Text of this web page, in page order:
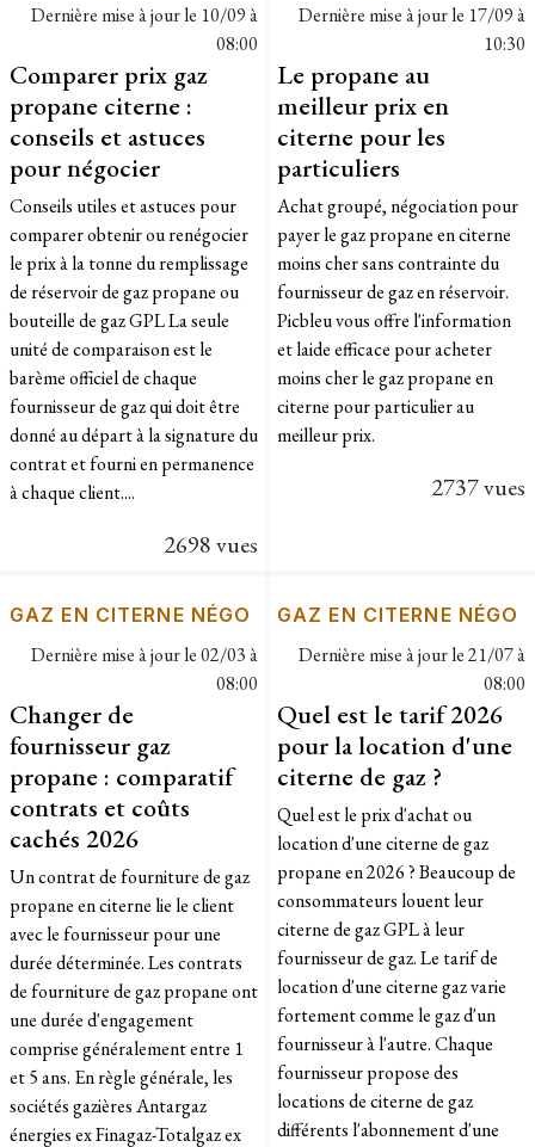
Dernière mise à jour le 10/09 à
08:00
Comparer prix gaz
propane citerne :
conseils et astuces
pour négocier
Conseils utiles et astuces pour
comparer obtenir ou renégocier
le prix à la tonne du remplissage
de réservoir de gaz propane ou
bouteille de gaz GPL La seule
unité de comparaison est le
barème officiel de chaque
fournisseur de gaz qui doit être
donné au départ à la signature du
contrat et fourni en permanence
à chaque client....
2698 vues
Dernière mise à jour le 17/09 à
10:30
Le propane au
meilleur prix en
citerne pour les
particuliers
Achat groupé, négociation pour
payer le gaz propane en citerne
moins cher sans contrainte du
fournisseur de gaz en réservoir.
Picbleu vous offre l'information
et laide efficace pour acheter
moins cher le gaz propane en
citerne pour particulier au
meilleur prix.
2737 vues
GAZ EN CITERNE NÉGO
Dernière mise à jour le02/03 à
08:00
Changer de
fournisseur gaz
propane : comparatif
contrats et coûts
cachés 2026
Un contrat de fourniture de gaz
propane en citerne lie le client
avec le fournisseur pour une
durée déterminée. Les contrats
de fourniture de gaz propane ont
une durée d'engagement
comprise généralement entre 1
et 5 ans. En règle générale, les
sociétés gazières Antargaz
énergies ex Finagaz-Totalgaz ex
GAZ EN CITERNE NÉGO
Dernière mise à jour le21/07 à
08:00
Quel est le tarif 2026
pour la location d'une
citerne de gaz ?
Quel est le prix d'achat ou
location d'une citerne de gaz
propane en 2026 ? Beaucoup de
consommateurs louent leur
citerne de gaz GPL à leur
fournisseur de gaz. Le tarif de
location d'une citerne gaz varie
fortement comme le gaz d'un
fournisseur à l'autre. Chaque
fournisseur propose des
locations de citerne de gaz
différents l'abonnement d'une